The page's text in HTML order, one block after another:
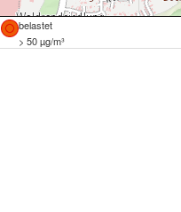
belastet
> 50 µg/m³